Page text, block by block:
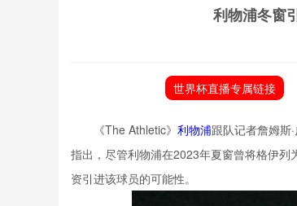
利物浦冬窗
世界杯直播专属链接
《The Athletic》 利物浦跟队记者詹姆斯
指出，尽管利物浦在2023年夏窗曾将格伊
资引进该球员的可能性。